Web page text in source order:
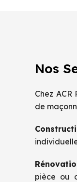
Nos
Chez
de
pièce ou